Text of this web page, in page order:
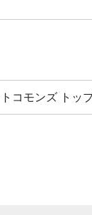
コモンズ トッ